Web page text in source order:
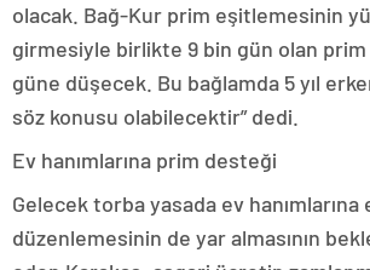
olacak. Bağ-Kur prim eşitlemesinin
girmesiyle birlikte 9 bin gün olan prim
güne düşecek. Bu bağlamda 5 yıl
söz konusu olabilecektir” dedi.
Ev hanımlarına prim desteği
Gelecek torba yasada ev hanımlarına
düzenlemesinin de yar almasının